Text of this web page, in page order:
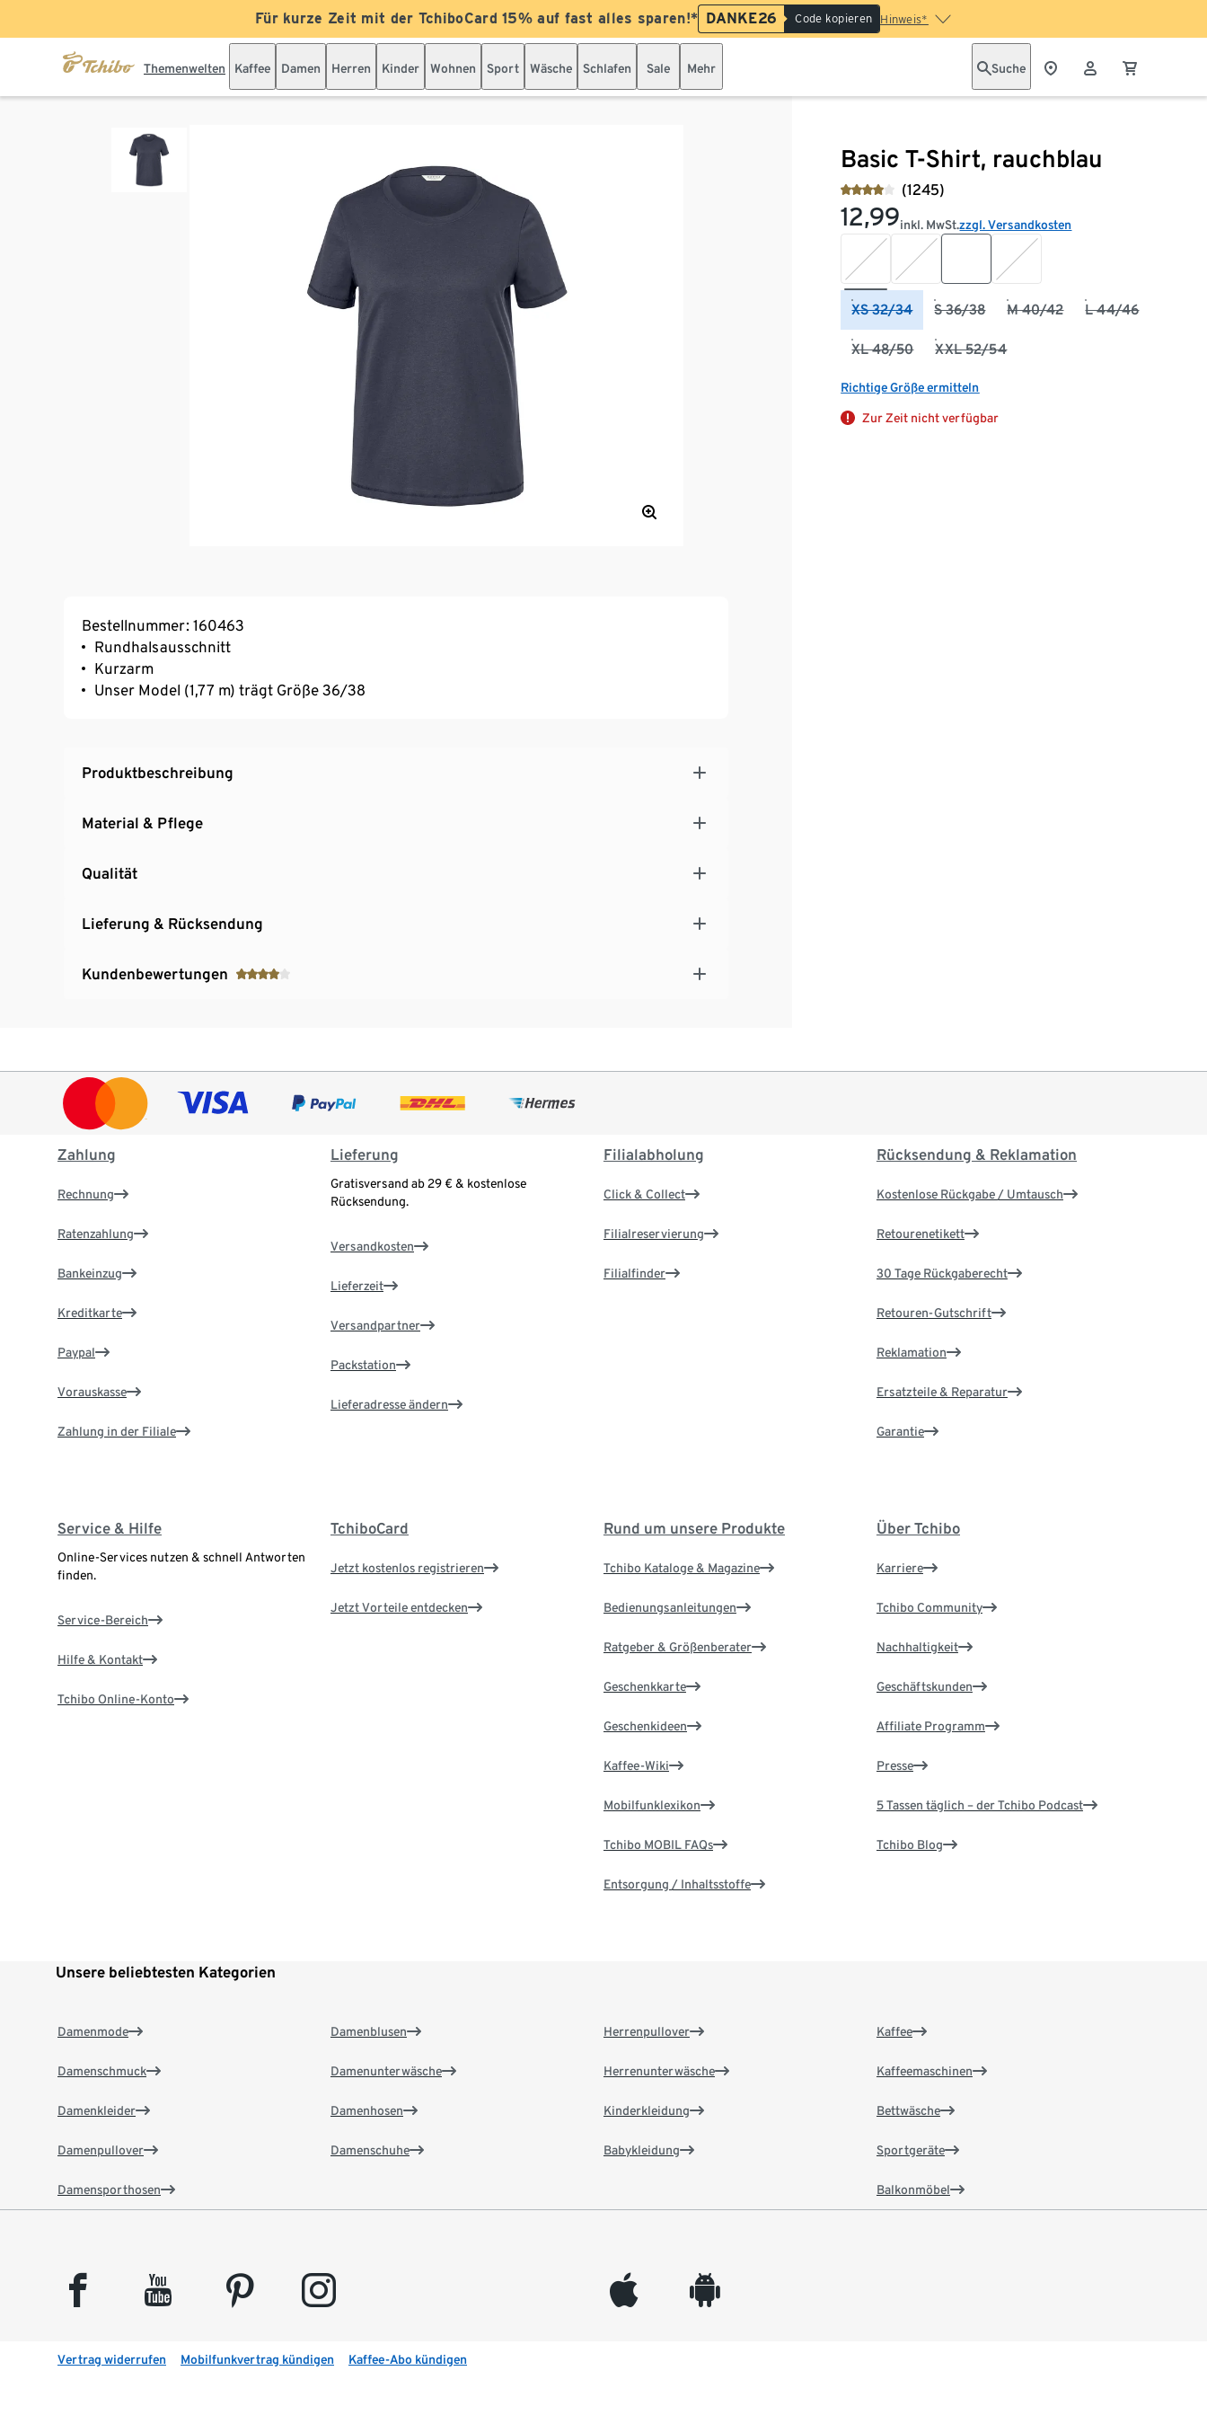
Für kurze Zeit mit der TchiboCard 15% auf fast alles sparen!* DANKE26 Code kopieren Hinweis*
Themenwelten Kaffee Damen Herren Kinder Wohnen Sport Wäsche Schlafen Sale Mehr Suche
Basic T-Shirt, rauchblau
(1245)
12,99inkl. MwSt.zzgl. Versandkosten
XS 32/34 S 36/38 M 40/42 L 44/46
XL 48/50 XXL 52/54
Richtige Größe ermitteln
Zur Zeit nicht verfügbar
Bestellnummer: 160463
Rundhalsausschnitt
Kurzarm
Unser Model (1,77 m) trägt Größe 36/38
Produktbeschreibung
Material & Pflege
Qualität
Lieferung & Rücksendung
Kundenbewertungen
Zahlung
Rechnung
Ratenzahlung
Bankeinzug
Kreditkarte
Paypal
Vorauskasse
Zahlung in der Filiale
Lieferung
Gratisversand ab 29 € & kostenlose
Rücksendung.
Versandkosten
Lieferzeit
Versandpartner
Packstation
Lieferadresse ändern
Filialabholung
Click & Collect
Filialreservierung
Filialfinder
Rücksendung & Reklamation
Kostenlose Rückgabe / Umtausch
Retourenetikett
30 Tage Rückgaberecht
Retouren-Gutschrift
Reklamation
Ersatzteile & Reparatur
Garantie
Service & Hilfe
Online-Services nutzen & schnell Antworten
finden.
Service-Bereich
Hilfe & Kontakt
Tchibo Online-Konto
TchiboCard
Jetzt kostenlos registrieren
Jetzt Vorteile entdecken
Rund um unsere Produkte
Tchibo Kataloge & Magazine
Bedienungsanleitungen
Ratgeber & Größenberater
Geschenkkarte
Geschenkideen
Kaffee-Wiki
Mobilfunklexikon
Tchibo MOBIL FAQs
Entsorgung / Inhaltsstoffe
Über Tchibo
Karriere
Tchibo Community
Nachhaltigkeit
Geschäftskunden
Affiliate Programm
Presse
5 Tassen täglich – der Tchibo Podcast
Tchibo Blog
Unsere beliebtesten Kategorien
Damenmode
Damenschmuck
Damenkleider
Damenpullover
Damensporthosen
Damenblusen
Damenunterwäsche
Damenhosen
Damenschuhe
Herrenpullover
Herrenunterwäsche
Kinderkleidung
Babykleidung
Kaffee
Kaffeemaschinen
Bettwäsche
Sportgeräte
Balkonmöbel
facebook youtube pinterest instagram appleinc android
Vertrag widerrufen Mobilfunkvertrag kündigen Kaffee-Abo kündigen